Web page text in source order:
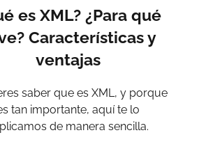
es XML? ¿Para qué
Características y
ventajas
saber que es XML, y porque
tan importante, aquí te lo
de manera sencilla.